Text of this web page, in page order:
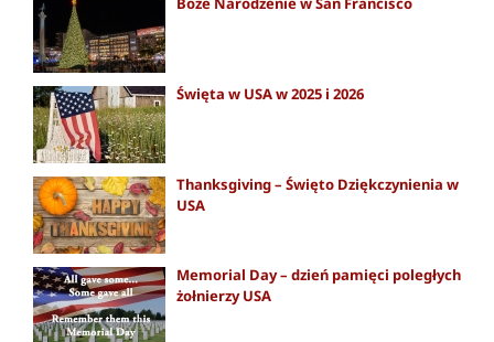
Święta w USA w 2025 i 2026
Thanksgiving – Święto Dziękczynienia w
USA
Memorial Day – dzień pamięci poległych
żołnierzy USA